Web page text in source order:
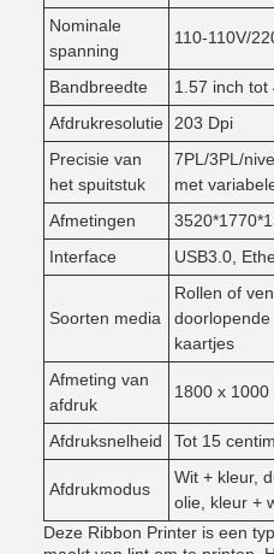
Nominale
spanning
110-110V/
Bandbreedte
1.57 inch tot
Afdrukresolutie
203 Dpi
Precisie van
het spuitstuk
7PL/3PL/
met
Afmetingen
Interface
USB3.0,
Soorten media
Rollen of
kaartjes
Afmeting van
afdruk
1800 x 1000
Afdruksnelheid Tot 15
Afdrukmodus
Wit + kleur,
olie, kleur +
Deze Ribbon Printer is een